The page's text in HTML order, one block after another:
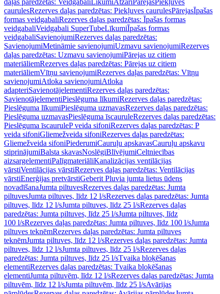
daļas paredzētas: Veidgabali LīkumiAtzari PārejasPiekļuves
caurulesRezerves daļas paredzētas: Piekļuves caurulesPārejasĪpašas
formas veidgabaliRezerves daļas paredzētas: Īpašas formas
veidgabaliVeidgabali SuperTubeLīkumiĪpašas formas
veidgabaliSavienojumiRezerves daļas paredzētas:
SavienojumiMetināmie savienojumiUzmavu savienojumiRezerves
daļas paredzētas: Uzmavu savienojumiPārejas uz citiem
materiāliemRezerves daļas paredzētas: Pārejas uz citiem
materiāliemVītņu savienojumiRezerves daļas paredzētas: Vītņu
savienojumiAtloka savienojumiAtloka
adapteriSavienotājelementiRezerves daļas paredzētas:
SavienotājelementiPieslēguma līkumiRezerves daļas paredzētas:
Pieslēguma līkumiPieslēguma uzmavasRezerves daļas paredzētas:
Pieslēguma uzmavasPieslēguma īscauruleRezerves daļas paredzētas:
Pieslēguma īscauruleP veida sifoniRezerves daļas paredzētas: P
veida sifoniGliemežveida sifoniRezerves daļas paredzētas:
Gliemežveida sifoniPiederumiCauruļu apskavasCauruļu apskavu
stiprinājumiBalsta skavasNoslēgiBlīvējumiCeltniecības
aizsargelementiPalīgmateriāliKanalizācijas ventilācijas
vārstiVentilācijas vārstiRezerves daļas paredzētas: Ventilācijas
vārstiEnerģijas pretvārstiGeberit Pluvia jumta lietus ūdens
novadīšanaJumta piltuvesRezerves daļas paredzētas: Jumta
piltuvesJumta piltuves, līdz 12 l/sRezerves daļas paredzētas: Jumta
piltuves, līdz 12 l/sJumta piltuves, līdz 25 l/sRezerves daļas
paredzētas: Jumta piltuves, līdz 25 l/sJumta piltuves, līdz
100 l/sRezerves daļas paredzētas: Jumta piltuves, līdz 100 l/sJumta
piltuves teknēmRezerves daļas paredzētas: Jumta piltuves
teknēmJumta piltuves, līdz 12 l/sRezerves daļas paredzētas: Jumta
piltuves, līdz 12 l/sJumta piltuves, līdz 25 l/sRezerves daļas
paredzētas: Jumta piltuves, līdz 25 l/sTvaika bloķēšanas
elementiRezerves daļas paredzētas: Tvaika bloķēšanas
elementiJumta piltuvēm, līdz 12 l/sRezerves daļas paredzētas: Jumta
piltuvēm, līdz 12 l/sJumta piltuvēm, līdz 25 l/sAvārijas